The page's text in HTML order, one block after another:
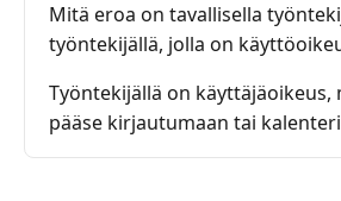
Mitä eroa on tavallisella
työntekijällä, jolla on
Työntekijällä on käyttäjäoikeus,
pääse kirjautumaan tai